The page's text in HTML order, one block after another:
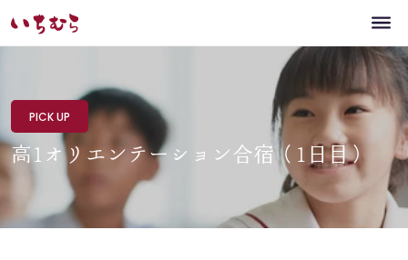
PICK UP
高1オリエンテーション合宿（1日目）